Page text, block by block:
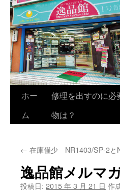
ホー
ム
修理を出すのに必
物は？
← 在庫僅少 NR1403/SP-2と
逸品館メルマ
投稿日: 2015 年 3 月 21 日 作